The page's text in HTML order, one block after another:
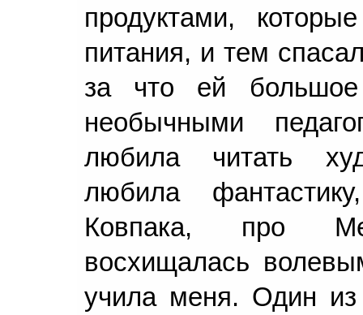
продуктами,
питания, и тем
за что ей
необычными
любила читать
любила
Ковпака, про
восхищалась
учила меня. Один